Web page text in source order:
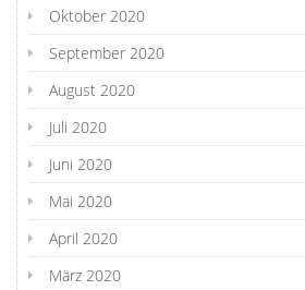
Oktober 2020
September 2020
August 2020
Juli 2020
Juni 2020
Mai 2020
April 2020
März 2020